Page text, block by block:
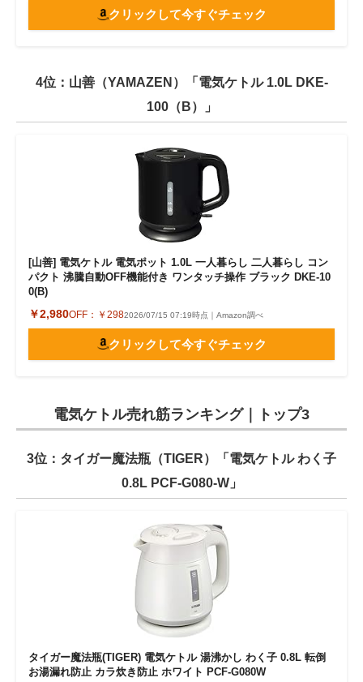
クリックして今すぐチェック
4位：山善（YAMAZEN）「電気ケトル 1.0L DKE-
100（B）」
[山善] 電気ケトル 電気ポット 1.0L 一人暮らし 二人暮らし コン
パクト 沸騰自動OFF機能付き ワンタッチ操作 ブラック DKE-10
0(B)
￥2,980OFF： ￥2982026/07/15 07:19時点｜Amazon調べ
クリックして今すぐチェック
電気ケトル売れ筋ランキング｜トップ3
3位：タイガー魔法瓶（TIGER）「電気ケトル わく子
0.8L PCF-G080-W」
タイガー魔法瓶(TIGER) 電気ケトル 湯沸かし わく子 0.8L 転倒
お湯漏れ防止 カラ炊き防止 ホワイト PCF-G080W